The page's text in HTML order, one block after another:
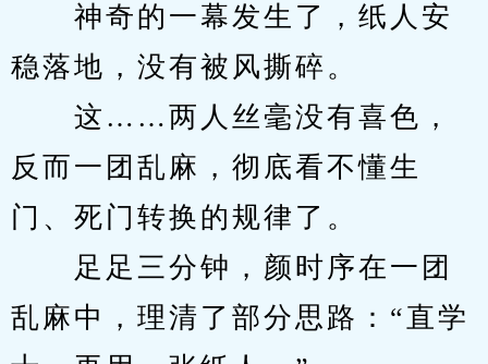
神奇的一幕发生了，纸人安
稳落地，没有被风撕碎。
这……两人丝毫没有喜色，
反而一团乱麻，彻底看不懂生
门、死门转换的规律了。
足足三分钟，颜时序在一团
乱麻中，理清了部分思路：“直学